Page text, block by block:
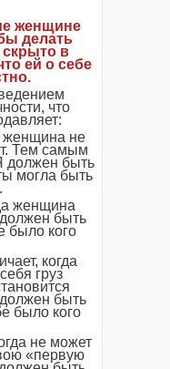
женщине
делать
скрыто в
ей о себе
что
женщина не
Тем самым
должен быть
могла быть
женщина
быть
было кого
когда
груз
быть
было кого
не может
«первую